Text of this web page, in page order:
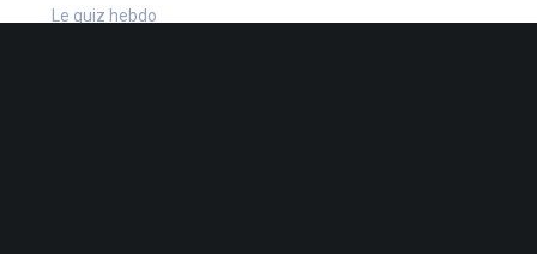
Le quiz hebdo